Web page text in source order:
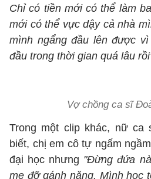
Chỉ có tiền mới có thể làm
mới có thể vực dậy cả nhà
mình ngẩng đầu lên được
đầu trong thời gian quá lâu
Vợ chồng ca sĩ
Trong một clip khác, nữ ca
biết, chị em cô tự ngấm
đại học nhưng "Đừng đứa
mẹ đỡ gánh nặng. Mình học